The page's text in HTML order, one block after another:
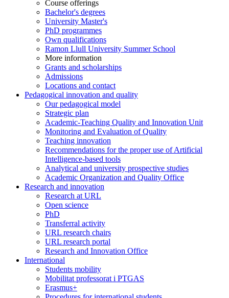
Course offerings
Bachelor's degrees
University Master's
PhD programmes
Own qualifications
Ramon Llull University Summer School
More information
Grants and scholarships
Admissions
Locations and contact
Pedagogical innovation and quality
Our pedagogical model
Strategic plan
Academic-Teaching Quality and Innovation Unit
Monitoring and Evaluation of Quality
Teaching innovation
Recommendations for the proper use of Artificial
Intelligence-based tools
Analytical and university prospective studies
Academic Organization and Quality Office
Research and innovation
Research at URL
Open science
PhD
Transferral activity
URL research chairs
URL research portal
Research and Innovation Office
International
Students mobility
Mobilitat professorat i PTGAS
Erasmus+